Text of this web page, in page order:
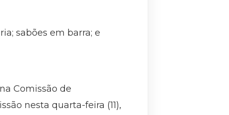
sabões em barra; e
Comissão de
nesta quarta-feira (11),